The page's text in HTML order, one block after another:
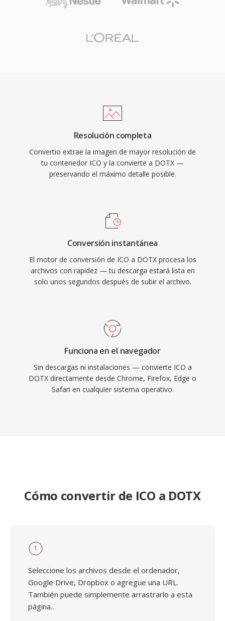
Resolución completa
Convertio extrae la imagen de mayor resolución de
tu contenedor ICO y la convierte a DOTX —
preservando el máximo detalle posible.
Conversión instantánea
El motor de conversión de ICO a DOTX procesa los
archivos con rapidez — tu descarga estará lista en
solo unos segundos después de subir el archivo.
Funciona en el navegador
Sin descargas ni instalaciones — convierte ICO a
DOTX directamente desde Chrome, Firefox, Edge o
Safari en cualquier sistema operativo.
Cómo convertir de ICO a DOTX
1
Seleccione los archivos desde el ordenador,
Google Drive, Dropbox o agregue una URL.
También puede simplemente arrastrarlo a esta
página..